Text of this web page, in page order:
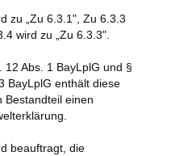
zu „Zu 6.3.1", Zu 6.3.3
wird zu „Zu 6.3.3".
12 Abs. 1 BayLplG und §
BayLplG enthält diese
Bestandteil einen
beauftragt, die